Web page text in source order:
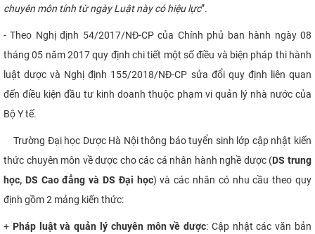
chuyên môn tính từ ngày Luật này có hiệu lực”.
- Theo Nghị định 54/2017/NĐ-CP của Chính phủ ban hành ngày 08
tháng 05 năm 2017 quy định chi tiết một số điều và biện pháp thi hành
luật dược và Nghị định 155/2018/NĐ-CP sửa đổi quy định liên quan
đến điều kiện đầu tư kinh doanh thuộc phạm vi quản lý nhà nước của
Bộ Y tế.
Trường Đại học Dược Hà Nội thông báo tuyển sinh lớp cập nhật kiến
thức chuyên môn về dược cho các cá nhân hành nghề dược (DS trung
học, DS Cao đẳng và DS Đại học) và các nhân có nhu cầu theo quy
định gồm 2 mảng kiến thức:
+ Pháp luật và quản lý chuyên môn về dược: Cập nhật các văn bản